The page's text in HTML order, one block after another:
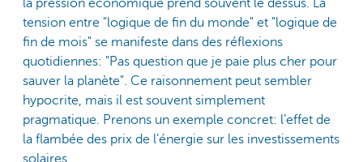
la pression économique prend souvent le dessus. La
tension entre "logique de fin du monde" et "logique de
fin de mois" se manifeste dans des réflexions
quotidiennes: "Pas question que je paie plus cher pour
sauver la planète". Ce raisonnement peut sembler
hypocrite, mais il est souvent simplement
pragmatique. Prenons un exemple concret: l’effet de
la flambée des prix de l’énergie sur les investissements
solaires.